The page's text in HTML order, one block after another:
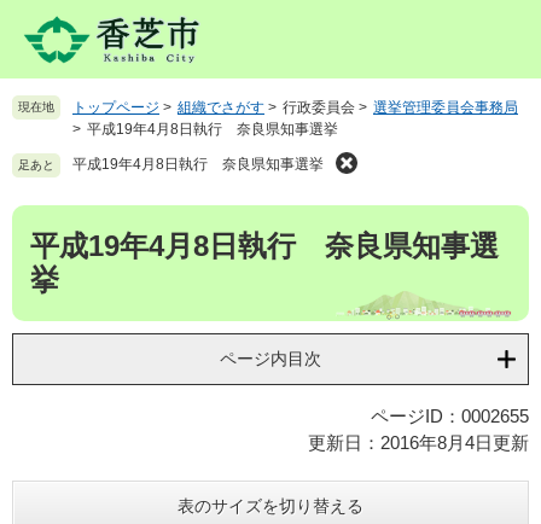
先
。
を
て
現在地 トップページ > 組織でさがす > 行政委員会 > 選挙管理委員会事務局
> 平成19年4月8日執行 奈良県知事選挙
足あと 平成19年4月8日執行 奈良県知事選挙
本
平成19年4月8日執行 奈良県知事選
挙
ページ内目次
ページID：0002655
更新日：2016年8月4日更新
表のサイズを切り替える